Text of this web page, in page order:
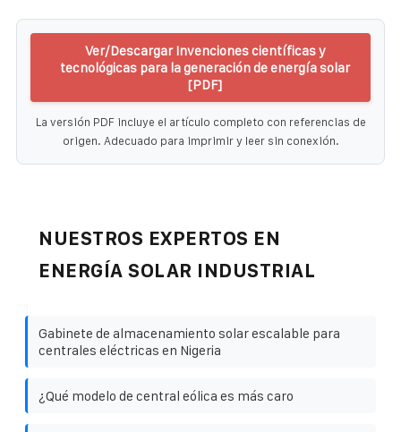
Ver/Descargar Invenciones científicas y
tecnológicas para la generación de energía solar
[PDF]
La versión PDF incluye el artículo completo con referencias de
origen. Adecuado para imprimir y leer sin conexión.
NUESTROS EXPERTOS EN
ENERGÍA SOLAR INDUSTRIAL
Gabinete de almacenamiento solar escalable para
centrales eléctricas en Nigeria
¿Qué modelo de central eólica es más caro